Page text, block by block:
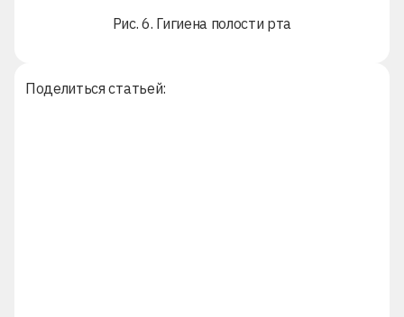
Рис. 6. Гигиена полости рта
Поделиться статьей: